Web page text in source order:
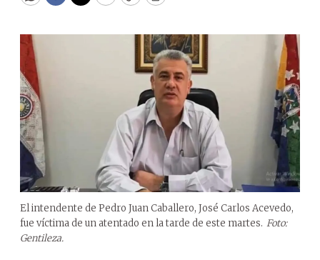
El intendente de Pedro Juan Caballero, José Carlos Acevedo,
fue víctima de un atentado en la tarde de este martes. Foto:
Gentileza.